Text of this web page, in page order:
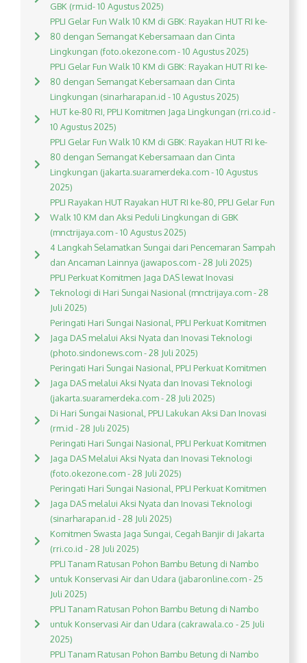
GBK (rm.id- 10 Agustus 2025)
PPLI Gelar Fun Walk 10 KM di GBK: Rayakan HUT RI ke-
80 dengan Semangat Kebersamaan dan Cinta
Lingkungan (foto.okezone.com - 10 Agustus 2025)
PPLI Gelar Fun Walk 10 KM di GBK: Rayakan HUT RI ke-
80 dengan Semangat Kebersamaan dan Cinta
Lingkungan (sinarharapan.id - 10 Agustus 2025)
HUT ke-80 RI, PPLI Komitmen Jaga Lingkungan (rri.co.id -
10 Agustus 2025)
PPLI Gelar Fun Walk 10 KM di GBK: Rayakan HUT RI ke-
80 dengan Semangat Kebersamaan dan Cinta
Lingkungan (jakarta.suaramerdeka.com - 10 Agustus
2025)
PPLI Rayakan HUT Rayakan HUT RI ke-80, PPLI Gelar Fun
Walk 10 KM dan Aksi Peduli Lingkungan di GBK
(mnctrijaya.com - 10 Agustus 2025)
4 Langkah Selamatkan Sungai dari Pencemaran Sampah
dan Ancaman Lainnya (jawapos.com - 28 Juli 2025)
PPLI Perkuat Komitmen Jaga DAS lewat Inovasi
Teknologi di Hari Sungai Nasional (mnctrijaya.com - 28
Juli 2025)
Peringati Hari Sungai Nasional, PPLI Perkuat Komitmen
Jaga DAS melalui Aksi Nyata dan Inovasi Teknologi
(photo.sindonews.com - 28 Juli 2025)
Peringati Hari Sungai Nasional, PPLI Perkuat Komitmen
Jaga DAS melalui Aksi Nyata dan Inovasi Teknologi
(jakarta.suaramerdeka.com - 28 Juli 2025)
Di Hari Sungai Nasional, PPLI Lakukan Aksi Dan Inovasi
(rm.id - 28 Juli 2025)
Peringati Hari Sungai Nasional, PPLI Perkuat Komitmen
Jaga DAS Melalui Aksi Nyata dan Inovasi Teknologi
(foto.okezone.com - 28 Juli 2025)
Peringati Hari Sungai Nasional, PPLI Perkuat Komitmen
Jaga DAS melalui Aksi Nyata dan Inovasi Teknologi
(sinarharapan.id - 28 Juli 2025)
Komitmen Swasta Jaga Sungai, Cegah Banjir di Jakarta
(rri.co.id - 28 Juli 2025)
PPLI Tanam Ratusan Pohon Bambu Betung di Nambo
untuk Konservasi Air dan Udara (jabaronline.com - 25
Juli 2025)
PPLI Tanam Ratusan Pohon Bambu Betung di Nambo
untuk Konservasi Air dan Udara (cakrawala.co - 25 Juli
2025)
PPLI Tanam Ratusan Pohon Bambu Betung di Nambo